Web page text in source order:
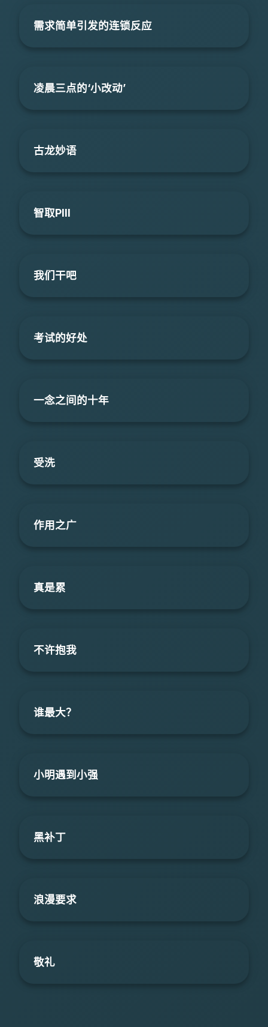
需求简单引发的连锁反应
凌晨三点的‘小改动’
古龙妙语
智取PIII
我们干吧
考试的好处
一念之间的十年
受洗
作用之广
真是累
不许抱我
谁最大？
小明遇到小强
黑补丁
浪漫要求
敬礼